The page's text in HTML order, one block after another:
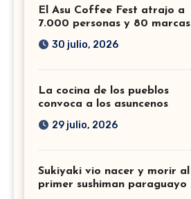
El Asu Coffee Fest atrajo a
7.000 personas y 80 marcas
30 julio, 2026
La cocina de los pueblos
convoca a los asuncenos
29 julio, 2026
Sukiyaki vio nacer y morir al
primer sushiman paraguayo